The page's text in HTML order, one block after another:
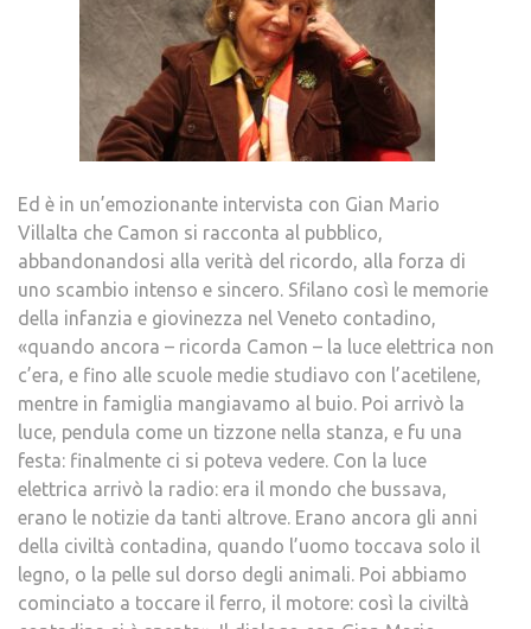
Ed è in un’emozionante intervista con Gian Mario
Villalta che Camon si racconta al pubblico,
abbandonandosi alla verità del ricordo, alla forza di
uno scambio intenso e sincero. Sfilano così le memorie
della infanzia e giovinezza nel Veneto contadino,
«quando ancora – ricorda Camon – la luce elettrica non
c’era, e fino alle scuole medie studiavo con l’acetilene,
mentre in famiglia mangiavamo al buio. Poi arrivò la
luce, pendula come un tizzone nella stanza, e fu una
festa: finalmente ci si poteva vedere. Con la luce
elettrica arrivò la radio: era il mondo che bussava,
erano le notizie da tanti altrove. Erano ancora gli anni
della civiltà contadina, quando l’uomo toccava solo il
legno, o la pelle sul dorso degli animali. Poi abbiamo
cominciato a toccare il ferro, il motore: così la civiltà